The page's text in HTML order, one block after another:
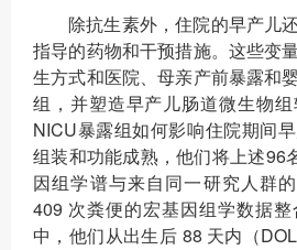
除抗生素外，住院的早产儿
指导的药物和干预措施。这些变
生方式和医院、母亲产前暴露和
组，并塑造早产儿肠道微生物
NICU暴露组如何影响住院期间
组装和功能成熟，他们将上述96
因组学谱与来自同一研究人群
409 次粪便的宏基因组学数据
中，他们从出生后 88 天内（